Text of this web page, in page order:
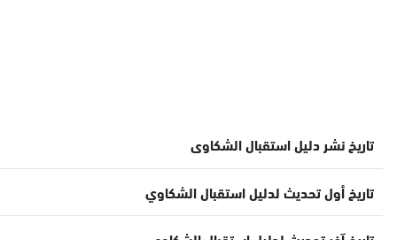
تاريخ نشر دليل استقبال الشكاوى
تاريخ أول تحديث لدليل استقبال الشكاوي